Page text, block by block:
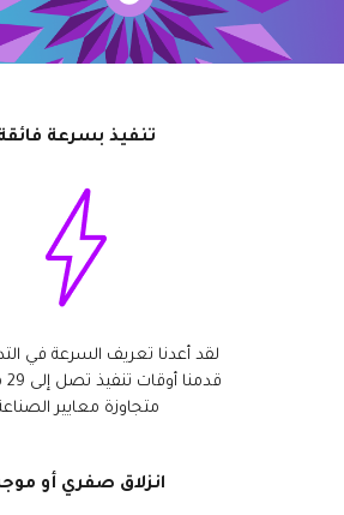
صناديق الاستثمار المتداولة في البورصات
Zero Account جديد
Axiory App جديد
دليل تثبيت منصة سي تريدر
الشفافية والأمان
الجوائز العالمية
الوثائق القانونية
الأسئلة المتكررة
English
日本語 فتح حساب حقيقي
فتح حساب تجريبي
تنفيذ بسرعة
لقد أعدنا تعريف السرعة في
متجاوزة معايير
انزلاق صفري أو